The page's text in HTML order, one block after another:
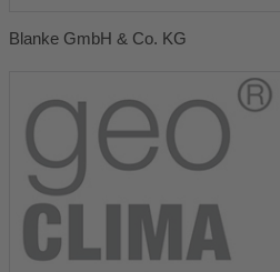
Blanke GmbH & Co. KG